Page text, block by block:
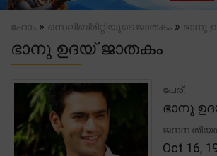
ഹോം » സെലിബ്രിറ്റിയുടെ ജാതകം » ഭാനു
ഭാനു ഉദയ് ജാതകം
പേര്:
ഭാനു
ജനന
Oct 16,